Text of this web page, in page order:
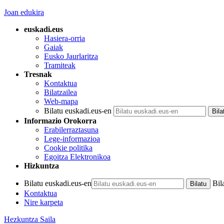
Joan edukira
euskadi.eus
Hasiera-orria
Gaiak
Eusko Jaurlaritza
Tramiteak
Tresnak
Kontaktua
Bilatzailea
Web-mapa
Bilatu euskadi.eus-en
Informazio Orokorra
Erabilerraztasuna
Lege-informazioa
Cookie politika
Egoitza Elektronikoa
Hizkuntza
Bilatu euskadi.eus-en
Kontaktua
Nire karpeta
Hezkuntza Saila